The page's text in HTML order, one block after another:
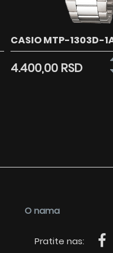
CASIO MTP-1303D-
4.400,00 RSD
O nama
Pratite nas: